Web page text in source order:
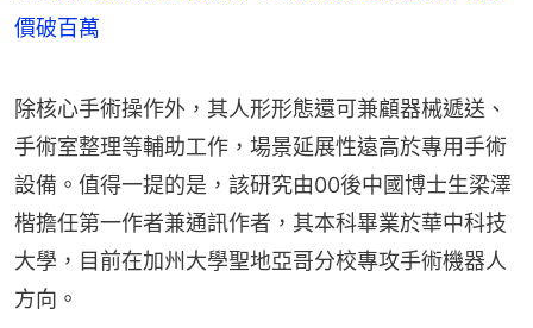
價破百萬
除核心手術操作外，其人形形態還可兼顧器械遞送、
手術室整理等輔助工作，場景延展性遠高於專用手術
設備。值得一提的是，該研究由00後中國博士生梁澤
楷擔任第一作者兼通訊作者，其本科畢業於華中科技
大學，目前在加州大學聖地亞哥分校專攻手術機器人
方向。